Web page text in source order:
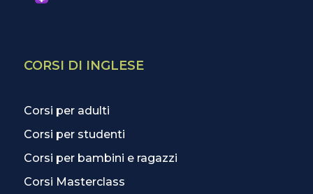
CORSI DI INGLESE
Corsi per adulti
Corsi per studenti
Corsi per bambini e ragazzi
Corsi Masterclass